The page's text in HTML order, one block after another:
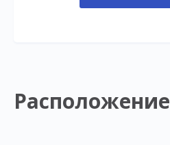
Расположение